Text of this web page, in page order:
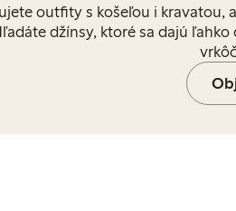
outfity s košeľou i kravatou,
džínsy, ktoré sa dajú